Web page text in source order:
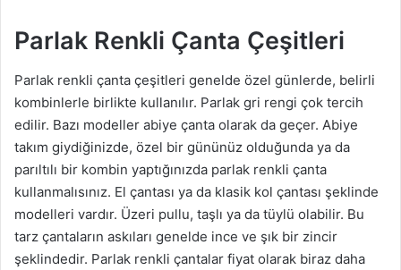
Parlak Renkli Çanta Çeşitleri
Parlak renkli çanta çeşitleri genelde özel günlerde, belirli
kombinlerle birlikte kullanılır. Parlak gri rengi çok tercih
edilir. Bazı modeller abiye çanta olarak da geçer. Abiye
takım giydiğinizde, özel bir gününüz olduğunda ya da
parıltılı bir kombin yaptığınızda parlak renkli çanta
kullanmalısınız. El çantası ya da klasik kol çantası şeklinde
modelleri vardır. Üzeri pullu, taşlı ya da tüylü olabilir. Bu
tarz çantaların askıları genelde ince ve şık bir zincir
şeklindedir. Parlak renkli çantalar fiyat olarak biraz daha